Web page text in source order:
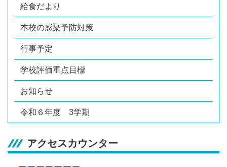
給食だより
本校の感染予防対策
行事予定
学校評価重点目標
お知らせ
令和６年度 3学期
アクセスカウンター